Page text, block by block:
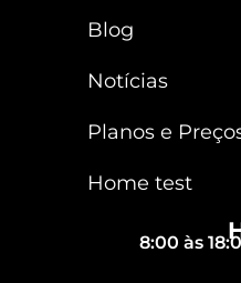
Blog
Notícias
Planos e
Home test
8:00 às